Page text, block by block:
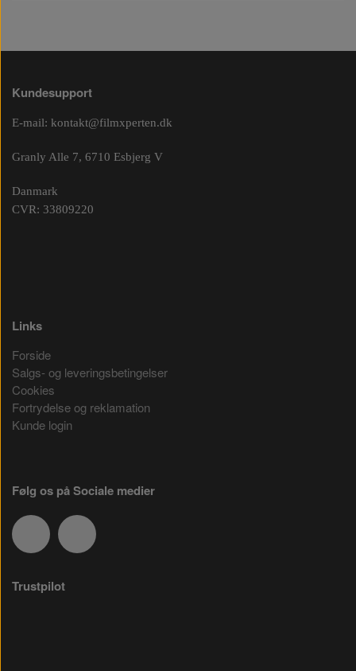
Kundesupport
E-mail: kontakt@filmxperten.dk
Granly Alle 7, 6710 Esbjerg V
Danmark
CVR: 33809220
Links
Forside
Salgs- og leveringsbetingelser
Cookies
Fortrydelse og reklamation
Kunde login
Følg os på Sociale medier
Trustpilot